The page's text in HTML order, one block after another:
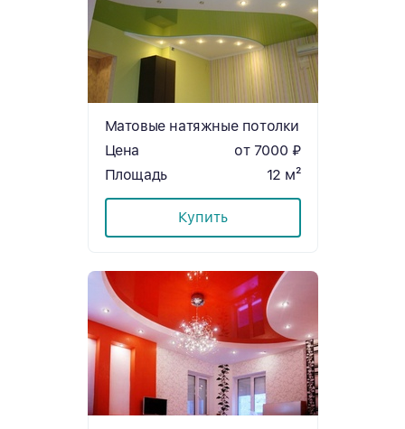
Матовые натяжные потолки
Цена
от 7000 ₽
Площадь
12 м²
Купить